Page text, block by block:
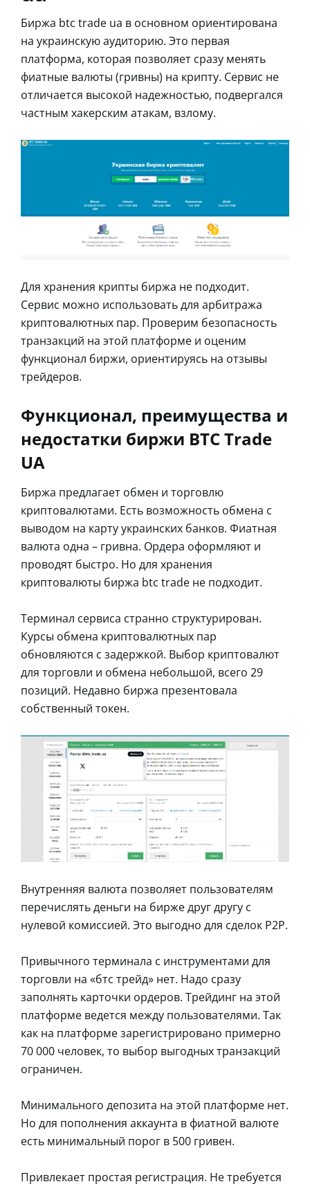
Биржа btc trade ua в основном ориентирована
на украинскую аудиторию. Это первая
платформа, которая позволяет сразу менять
фиатные валюты (гривны) на крипту. Сервис не
отличается высокой надежностью, подвергался
частным хакерским атакам, взлому.
Для хранения крипты биржа не подходит.
Сервис можно использовать для арбитража
криптовалютных пар. Проверим безопасность
транзакций на этой платформе и оценим
функционал биржи, ориентируясь на отзывы
трейдеров.
Функционал, преимущества и
недостатки биржи BTC Trade
UA
Биржа предлагает обмен и торговлю
криптовалютами. Есть возможность обмена с
выводом на карту украинских банков. Фиатная
валюта одна – гривна. Ордера оформляют и
проводят быстро. Но для хранения
криптовалюты биржа btc trade не подходит.
Терминал сервиса странно структурирован.
Курсы обмена криптовалютных пар
обновляются с задержкой. Выбор криптовалют
для торговли и обмена небольшой, всего 29
позиций. Недавно биржа презентовала
собственный токен.
Внутренняя валюта позволяет пользователям
перечислять деньги на бирже друг другу с
нулевой комиссией. Это выгодно для сделок Р2Р.
Привычного терминала с инструментами для
торговли на «бтс трейд» нет. Надо сразу
заполнять карточки ордеров. Трейдинг на этой
платформе ведется между пользователями. Так
как на платформе зарегистрировано примерно
70 000 человек, то выбор выгодных транзакций
ограничен.
Минимального депозита на этой платформе нет.
Но для пополнения аккаунта в фиатной валюте
есть минимальный порог в 500 гривен.
Привлекает простая регистрация. Не требуется